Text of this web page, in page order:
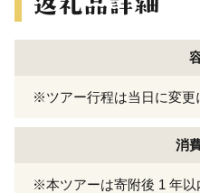
※ツアー行程は当日に変更
消
※本ツアーは寄附後 1 年以